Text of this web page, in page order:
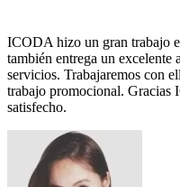
ICODA hizo un gran trabajo
también entrega un excelente
servicios. Trabajaremos con
trabajo promocional.
satisfecho.